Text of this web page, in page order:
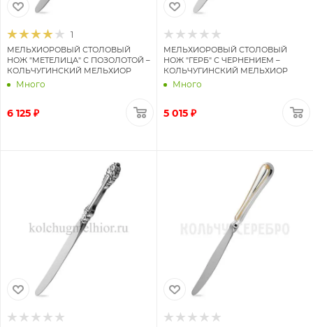
1
МЕЛЬХИОРОВЫЙ СТОЛОВЫЙ
НОЖ "МЕТЕЛИЦА" С ПОЗОЛОТОЙ –
КОЛЬЧУГИНСКИЙ МЕЛЬХИОР
Много
6 125 ₽
МЕЛЬХИОРОВЫЙ СТОЛОВЫЙ
НОЖ "ГЕРБ" С ЧЕРНЕНИЕМ –
КОЛЬЧУГИНСКИЙ МЕЛЬХИОР
Много
5 015 ₽